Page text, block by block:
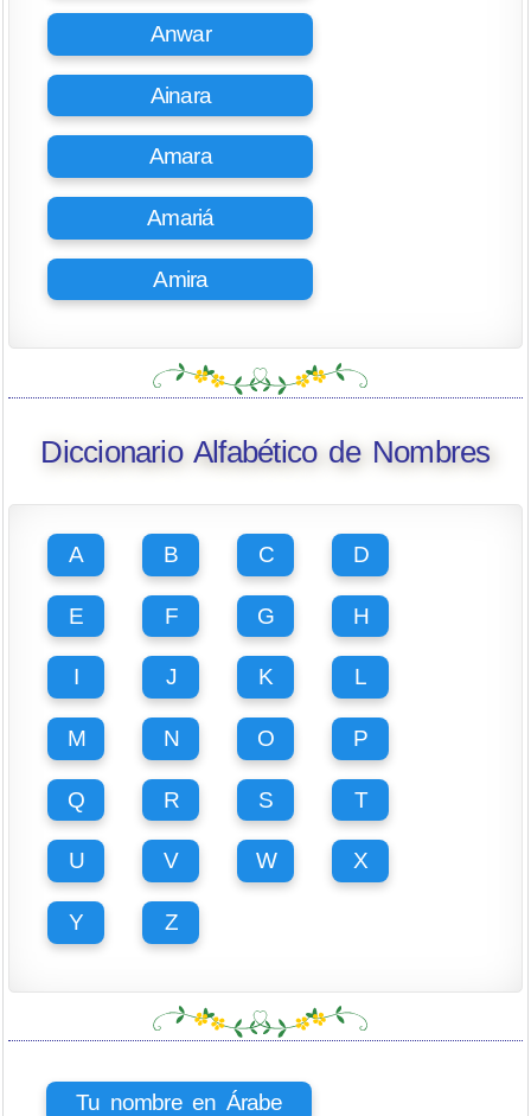
Anwar
Ainara
Amara
Amariá
Amira
Diccionario Alfabético de Nombres
A B C D
E F G H
I J K L
M N O P
Q R S T
U V W X
Y Z
Tu nombre en Árabe